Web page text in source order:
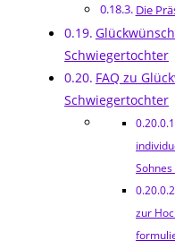
Die
Schwiegertochter
FAQ zu
Schwiegertochter
zur